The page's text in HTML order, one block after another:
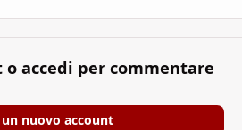
o accedi per commentare
un nuovo account